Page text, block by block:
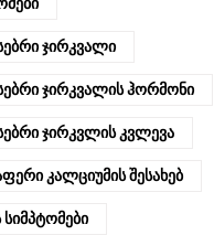
Ჯირკვალი
Ჯირკვალის Ჰორმონი
Ჯირკვლის Კვლევა
Კალციუმის Შესახებ
Სიმპტომები